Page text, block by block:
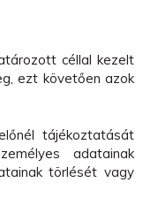
céllal kezelt
ezt követően azok
tájékoztatását
adatainak
törlését vagy